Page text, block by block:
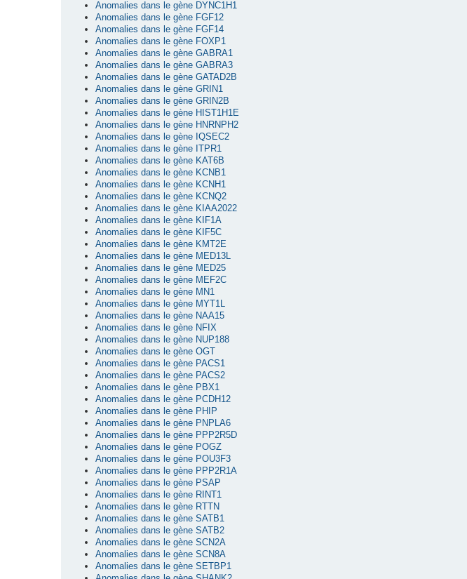
Anomalies dans le gène DYNC1H1
Anomalies dans le gène FGF12
Anomalies dans le gène FGF14
Anomalies dans le gène FOXP1
Anomalies dans le gène GABRA1
Anomalies dans le gène GABRA3
Anomalies dans le gène GATAD2B
Anomalies dans le gène GRIN1
Anomalies dans le gène GRIN2B
Anomalies dans le gène HIST1H1E
Anomalies dans le gène HNRNPH2
Anomalies dans le gène IQSEC2
Anomalies dans le gène ITPR1
Anomalies dans le gène KAT6B
Anomalies dans le gène KCNB1
Anomalies dans le gène KCNH1
Anomalies dans le gène KCNQ2
Anomalies dans le gène KIAA2022
Anomalies dans le gène KIF1A
Anomalies dans le gène KIF5C
Anomalies dans le gène KMT2E
Anomalies dans le gène MED13L
Anomalies dans le gène MED25
Anomalies dans le gène MEF2C
Anomalies dans le gène MN1
Anomalies dans le gène MYT1L
Anomalies dans le gène NAA15
Anomalies dans le gène NFIX
Anomalies dans le gène NUP188
Anomalies dans le gène OGT
Anomalies dans le gène PACS1
Anomalies dans le gène PACS2
Anomalies dans le gène PBX1
Anomalies dans le gène PCDH12
Anomalies dans le gène PHIP
Anomalies dans le gène PNPLA6
Anomalies dans le gène PPP2R5D
Anomalies dans le gène POGZ
Anomalies dans le gène POU3F3
Anomalies dans le gène PPP2R1A
Anomalies dans le gène PSAP
Anomalies dans le gène RINT1
Anomalies dans le gène RTTN
Anomalies dans le gène SATB1
Anomalies dans le gène SATB2
Anomalies dans le gène SCN2A
Anomalies dans le gène SCN8A
Anomalies dans le gène SETBP1